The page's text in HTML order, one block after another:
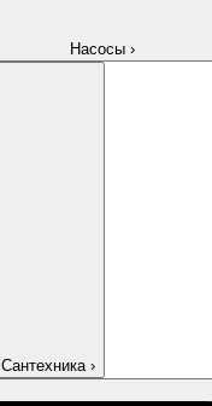
Насосы ›
Сантехника ›